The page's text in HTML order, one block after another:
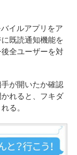
イルアプリをア
既読通知機能を
全ユーザーを対
が開いたか確認
れると、フキダ
る。